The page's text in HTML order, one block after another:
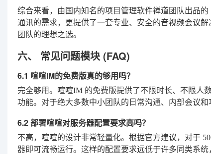
综合来看，由国内知名的项目管理软件禅道团队出品的
通讯的需求，更提供了一套专业、安全的音视频会议
团队的理想之选。
六、 常见问题模块 (FAQ)
6.1 喧喧IM的免费版真的够用吗？
完全够用。喧喧IM 的免费版提供了不限时长、不限人
功能。对于绝大多数中小团队的日常沟通、内部会议
6.2 部署喧喧对服务器配置要求高吗？
不高，喧喧的设计非常轻量化。根据官方建议，对于
器即可流畅运行。这样的配置要求远低于许多同类系